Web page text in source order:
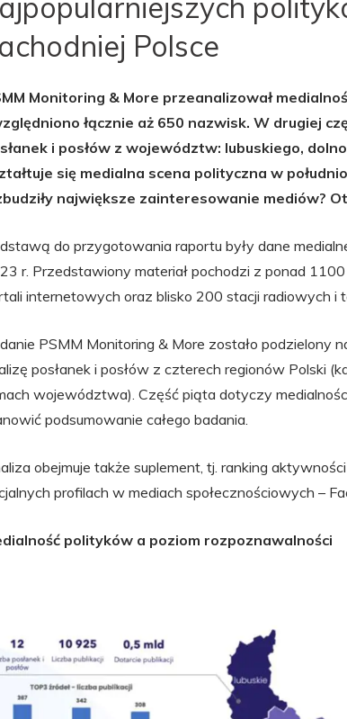
Polsce
Monitoring & More przeanalizował
łącznie aż 650 nazwisk. W drugiej
i posłów z województw: lubuskiego,
się medialna scena polityczna w
największe zainteresowanie mediów?
do przygotowania raportu były dane
r. Przedstawiony materiał pochodzi z ponad
internetowych oraz blisko 200 stacji radiowych i
PSMM Monitoring & More zostało podzielony
posłanek i posłów z czterech regionów Polski
województwa). Część piąta dotyczy
podsumowanie całego badania.
obejmuje także suplement, tj. ranking
profilach w mediach społecznościowych –
polityków a poziom rozpoznawalności